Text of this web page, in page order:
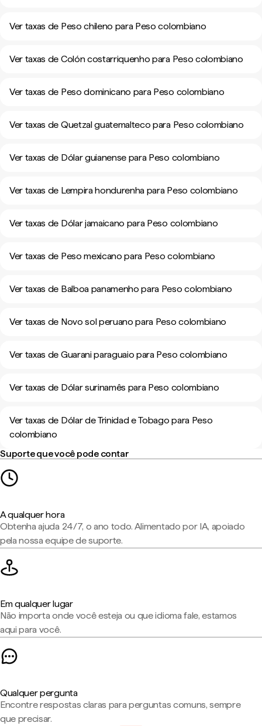
Ver taxas de Peso chileno para Peso colombiano
Ver taxas de Colón costarriquenho para Peso colombiano
Ver taxas de Peso dominicano para Peso colombiano
Ver taxas de Quetzal guatemalteco para Peso colombiano
Ver taxas de Dólar guianense para Peso colombiano
Ver taxas de Lempira hondurenha para Peso colombiano
Ver taxas de Dólar jamaicano para Peso colombiano
Ver taxas de Peso mexicano para Peso colombiano
Ver taxas de Balboa panamenho para Peso colombiano
Ver taxas de Novo sol peruano para Peso colombiano
Ver taxas de Guarani paraguaio para Peso colombiano
Ver taxas de Dólar surinamês para Peso colombiano
Ver taxas de Dólar de Trinidad e Tobago para Peso
colombiano
Suporte que você pode contar
A qualquer hora
Obtenha ajuda 24/7, o ano todo. Alimentado por IA, apoiado
pela nossa equipe de suporte.
Em qualquer lugar
Não importa onde você esteja ou que idioma fale, estamos
aqui para você.
Qualquer pergunta
Encontre respostas claras para perguntas comuns, sempre
que precisar.